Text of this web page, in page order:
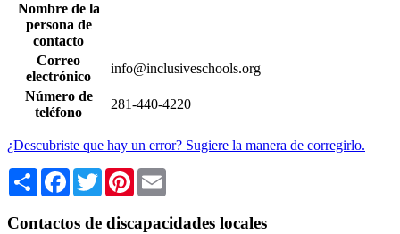
Nombre de la
persona de
contacto
Correo
electrónico
info@inclusiveschools.org
Número de
teléfono
281-440-4220
¿Descubriste que hay un error? Sugiere la manera de corregirlo.
Share Facebook
TwitterPinterest
Contactos de discapacidades locales